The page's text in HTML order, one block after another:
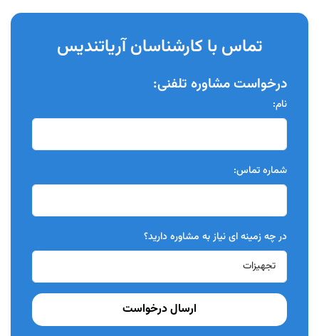
ویژگی ها:
حاوی هیدروژن پراکساید به صورت سرنگی
قابل استفاده با نور بلیچینگ و بدون آن
اتومیکس مستقیما روی دندان
بدون نیاز به مخلوط کردن
بدون نیاز لایت کیور
حاوی 37.5 هیدروژن پراکساید
سفید کننده در مطب
تماس با کارشناسان آریاتندیس
درخواست مشاوره تلفنی:
نام:
شماره تماس:
در چه زمینه ای نیاز به مشاوره دارید؟
ارسال درخواست